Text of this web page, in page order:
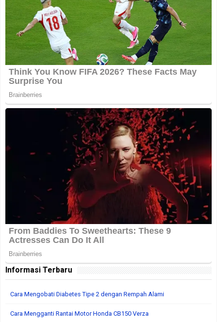
Informasi Terbaru
Cara Mengobati Diabetes Tipe 2 dengan Rempah Alami
Cara Mengganti Rantai Motor Honda CB150 Verza